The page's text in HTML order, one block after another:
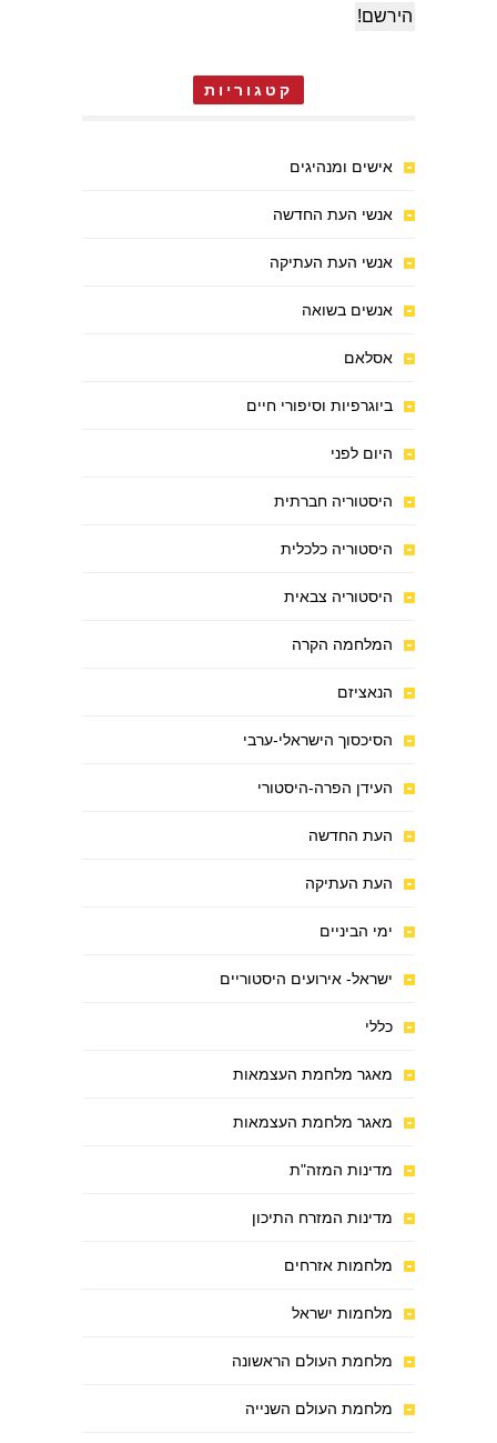
קטגוריות
אישים ומנהיגים
אנשי העת החדשה
אנשי העת העתיקה
אנשים בשואה
אסלאם
ביוגרפיות וסיפורי חיים
היום לפני
היסטוריה חברתית
היסטוריה כלכלית
היסטוריה צבאית
המלחמה הקרה
הנאציזם
הסיכסוך הישראלי-ערבי
העידן הפרה-היסטורי
העת החדשה
העת העתיקה
ימי הביניים
ישראל- אירועים היסטוריים
כללי
מאגר מלחמת העצמאות
מאגר מלחמת העצמאות
מדינות המזה"ת
מדינות המזרח התיכון
מלחמות אזרחים
מלחמות ישראל
מלחמת העולם הראשונה
מלחמת העולם השנייה